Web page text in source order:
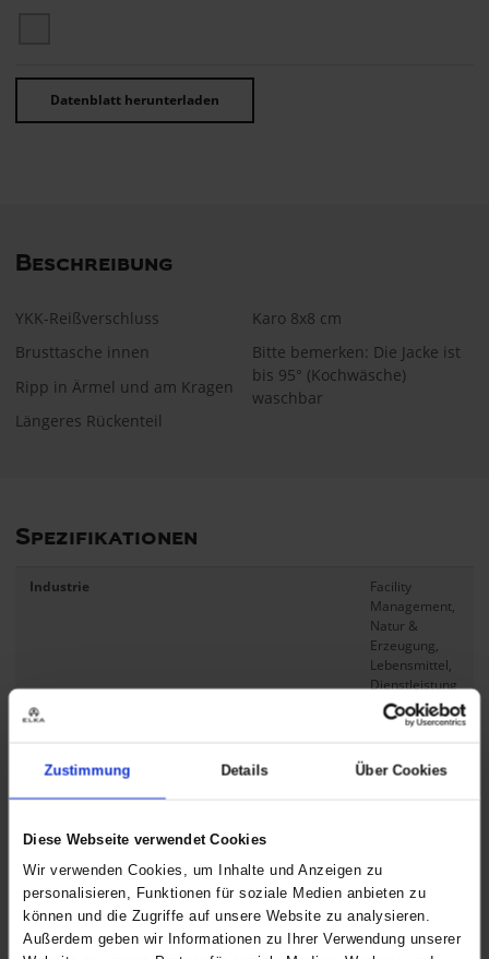
Zustimmung Details Über Cookies
Diese Webseite verwendet Cookies
Wir verwenden Cookies, um Inhalte und Anzeigen zu
personalisieren, Funktionen für soziale Medien anbieten zu
können und die Zugriffe auf unsere Website zu analysieren.
Außerdem geben wir Informationen zu Ihrer Verwendung unserer
Datenblatt herunterladen
Beschreibung
YKK-Reißverschluss
Brusttasche innen
Ripp in Ärmel und am Kragen
Längeres Rückenteil
​​Karo 8x8 cm
Bitte bemerken: Die Jacke ist
bis 95° (Kochwäsche)
waschbar
Spezifikationen
Industrie
Facility
Management,
Natur &
Erzeugung,
Lebensmittel,
Dienstleistung
& Kommunen
Europe, ELKA
Rückenlänge Gr. L 78 cm
in
Kompositionen